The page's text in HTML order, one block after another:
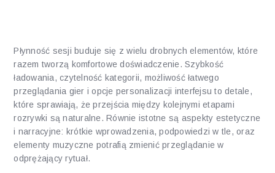
Płynność sesji buduje się z wielu drobnych elementów, które
razem tworzą komfortowe doświadczenie. Szybkość
ładowania, czytelność kategorii, możliwość łatwego
przeglądania gier i opcje personalizacji interfejsu to detale,
które sprawiają, że przejścia między kolejnymi etapami
rozrywki są naturalne. Równie istotne są aspekty estetyczne
i narracyjne: krótkie wprowadzenia, podpowiedzi w tle, oraz
elementy muzyczne potrafią zmienić przeglądanie w
odprężający rytuał.